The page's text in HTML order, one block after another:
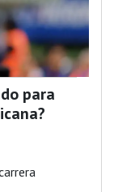
para